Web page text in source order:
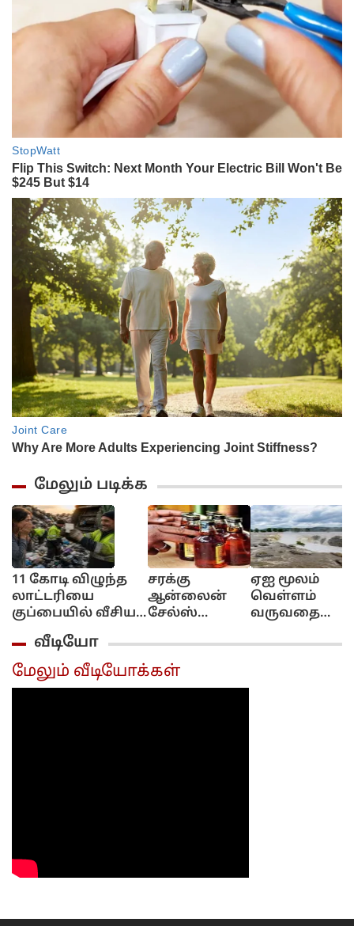
மேலும் படிக்க
11 கோடி விழுந்த
லாட்டரியை
குப்பையில் வீசிய
பெண்!..
அவசரப்பட்டீங்களே
ஆண்ட்டி!...
சரக்கு
ஆன்லைன்
சேல்ஸ்
புக்கிங்
மட்டும்தான்!..
அமைச்சர்
ஏஐ மூலம்
வெள்ளம்
வருவதை
வீடியோ
மேலும் வீடியோக்கள்